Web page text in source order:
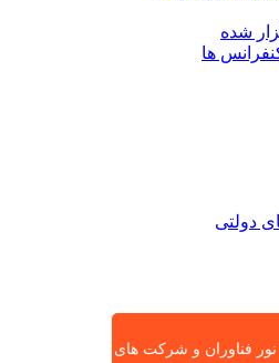
شده
ها
دولتی
فناوران و شرکت های